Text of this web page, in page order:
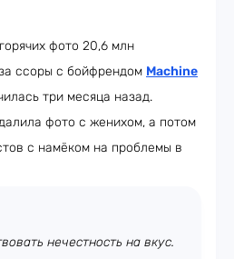
фото 20,6 млн
ссоры с бойфрендом Machine
три месяца назад.
фото с женихом, а потом
с намёком на проблемы в
нечестность на вкус.